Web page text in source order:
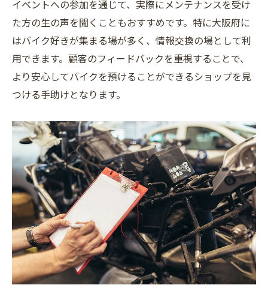
定期的な性能チェックが長寿命に繋がる理
由
愛車を長持ちさせるための日常ケア
大切なバイクを守る防錆対策
イベントへの参加を通じて、実際にメンテナンスを受け
た方の生の声を聞くこともおすすめです。特に大阪府に
はバイク好きが集まる場が多く、情報交換の場として利
用できます。顧客のフィードバックを重視することで、
より安心してバイクを預けることができるショップを見
つける手助けとなります。